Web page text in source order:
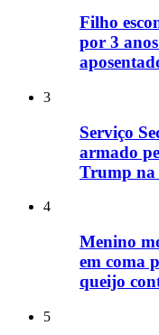
Filho
por 3
3
Serviço
armado
Trump
4
Menino
em coma
queijo
5